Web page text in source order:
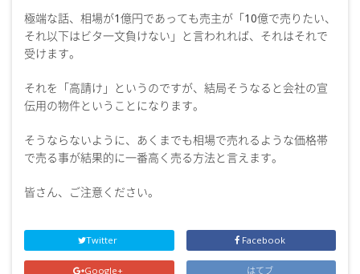
極端な話、相場が1億円であっても売主が「10億で売りたい、
それ以下はビタ一文負けない」と言われれば、それはそれで
受けます。
それを「高請け」というのですが、結局そうなると会社の宣
伝用の物件ということになります。
そうならないように、あくまでも相場で売れるような価格帯
で売る事が結果的に一番高く売る方法と言えます。
皆さん、ご注意ください。
Twitter Facebook
Google+ はてブ